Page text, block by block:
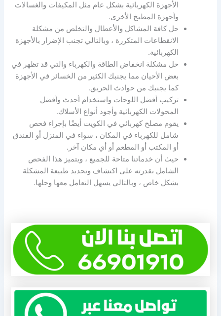
الأجهزة الكهربائية بشكل عام مثل المكيفات والغسالات
وأجهزة المطبخ الأخرى.
حل كافة المشاكل والأعطال والتخلص من مشكلة
الانقطاعات المتكررة ، وبالتالي تجنب الإضرار بالأجهزة
الكهربائية.
حل مشكلة انخفاض الطاقة والكهرباء والتي قد تظهر في
بعض الأحيان مما يجنبك الكثير من الخسائر في الأجهزة
كما يجنبك من حوادث الحريق.
تركيب أفضل اللوحات واستخدام أحدث وأفضل
المحولات الكهربائية وأجود أنواع الأسلاك.
يقوم مصلح كهربائي في الكويت أيضًا بإجراء فحص
شامل للكهرباء في المكان ، سواء في المنزل أو الفندق
أو المكتب أو المطعم أو أي مكان آخر.
حيث أن خدماتنا متاحة للجميع ، ويتميز هذا الفحص
الشامل بقدرته على اكتشاف وتحديد طبيعة المشكلة
بشكل خاص ، وبالتالي يسهل التعامل معها وحلها.